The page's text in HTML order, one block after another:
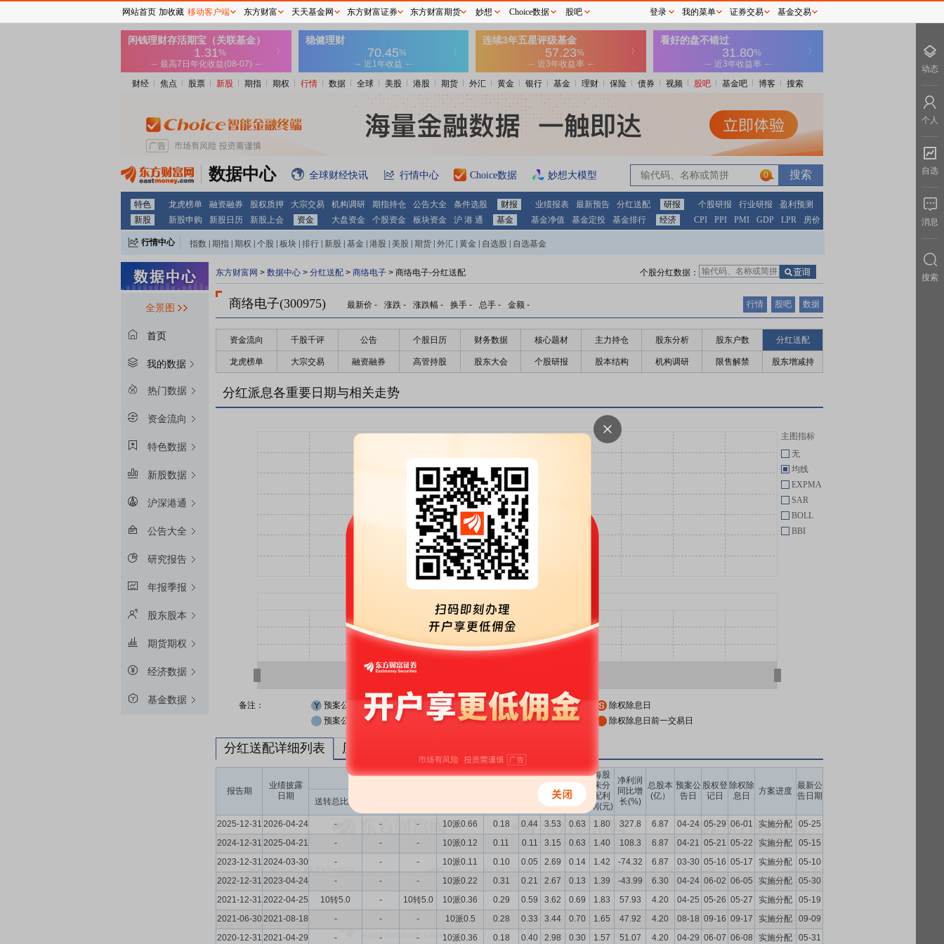
财经 焦点 股票 新股 期指 期权 行情 数据 全球 美股 港股 期货 外汇 黄金 银行 基金 理财 保险 债券 视频 股吧 基金吧 博客 搜索
数据中心 全球财经快讯 行情中心 Choice数据 妙想大模型 0
特色 龙虎榜单 融资融券 股权质押 大宗交易 机构调研 期指持仓 公告大全 条件选股 财报 业绩报表 最新预告 分红送配 研报 个股研报 行业研报
盈利预测
新股
新股申购 新股日历 新股上会 资金 大盘资金 个股资金 板块资金 沪 港 通 基金 基金净值 基金定投 基金排行 经济 CPI PPI PMI GDP LPR 房价
行情中心 指数 期指 期权 个股 板块 排行 新股 基金 港股 美股 期货 外汇 黄金 自选股 自选基金
全景图
首页
我的数据
热门数据
资金流向
特色数据
新股数据
沪深港通
公告大全
研究报告
年报季报
股东股本
期货期权
经济数据
基金数据
东方财富网 > 数据中心 > 分红送配 > 商络电子 > 商络电子-分红送配 个股分红数据：
商络电子(300975) 最新价 - 涨跌 - 涨跌幅 - 换手 - 总手 - 金额 - 行情 股吧 数据
资金流向 千股千评 公告 个股日历 财务数据 核心题材 主力持仓 股东分析 股东户数 分红送配
龙虎榜单 大宗交易 融资融券 高管持股 股东大会 个股研报 股本结构 机构调研 限售解禁 股东增减持
分红派息各重要日期与相关走势
主图指标
无
均线
EXPMA
SAR
BOLL
BBI
备注： 预案公布日 股权登记日
除权除息日
预案公布日前一交易日
股权登记日前一交易日 除权除息日前一交易日
分红送配详细列表 历次分红派息与涨跌幅表现
报告期
业绩披露
日期
送转股份 现金分红
收益
每股
净资
产(元)
每股
公积
金(元)
每股
未分
配利
润(元)
净利润
同比增
长(%)
总股本
(亿）
预案公
告日
股权登
记日
除权除
息日
方案进度
最新公
告日期
送转总比例
2025-12-31 2026-04-24 - - - 10派0.66 0.18 0.44 3.53 0.63 1.80 327.8 6.87 04-24 05-29 06-01 实施分配
05-25
2024-12-31 2025-04-21 - - - 10派0.12 0.11 0.11 3.15 0.63 1.40 108.3 6.87 04-21 05-21 05-22 实施分配
05-15
2023-12-31 2024-03-30 - - - 10派0.11 0.10 0.05 2.69 0.14 1.42 -74.32 6.87 03-30 05-16 05-17 实施分配
05-10
2022-12-31 2023-04-24 - - - 10派0.22 0.31 0.21 2.67 0.13 1.39 -43.99 6.30 04-24 06-02 06-05 实施分配
05-30
2021-12-31 2022-04-25 10转5.0 - 10转5.0 10派0.36 0.29 0.59 3.62 0.69 1.83 57.93 4.20 04-25 05-26 05-27 实施分配
05-19
2021-06-302021-08-18 - - - 10派0.5 0.28 0.33 3.44 0.70 1.65 47.92 4.20 08-18 09-16 09-17 实施分配
09-09
2020-12-31 2021-04-29 - - - 10派0.36 0.18 0.40 2.98 0.30 1.57 51.07 4.20 04-29 06-07 06-08 实施分配 05-31
网站首页 加收藏 移动客户端 东方财富 天天基金网 东方财富证券 东方财富期货 妙想 Choice数据 股吧 登录 我的菜单 证券交易 基金交易
动态
个人
自选
消息
搜索